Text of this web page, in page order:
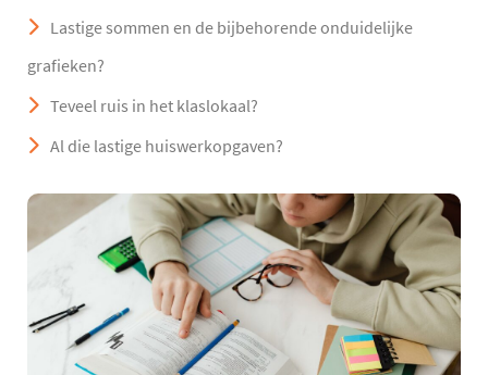
Lastige sommen en de bijbehorende onduidelijke
grafieken?
Teveel ruis in het klaslokaal?
Al die lastige huiswerkopgaven?